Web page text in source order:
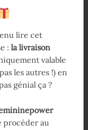
lire cet
:la livraison
valable
les autres !) en
génial ça ?
procéder au